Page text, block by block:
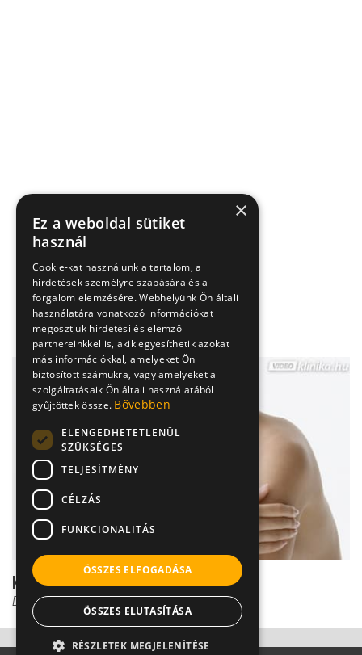
Kulcscsonttörés diagnózisa
Dr. Gulyás Károly
×
Ez a weboldal sütiket
használ
Cookie-kat használunk a tartalom, a
hirdetések személyre szabására és a
forgalom elemzésére. Webhelyünk Ön általi
használatára vonatkozó információkat
megosztjuk hirdetési és elemző
partnereinkkel is, akik egyesíthetik azokat
más információkkal, amelyeket Ön
biztosított számukra, vagy amelyeket a
szolgáltatásaik Ön általi használatából
gyűjtöttek össze. Bővebben
ELENGEDHETETLENÜL
SZÜKSÉGES
TELJESÍTMÉNY
CÉLZÁS
FUNKCIONALITÁS
ÖSSZES ELFOGADÁSA
ÖSSZES ELUTASÍTÁSA
RÉSZLETEK MEGJELENÍTÉSE